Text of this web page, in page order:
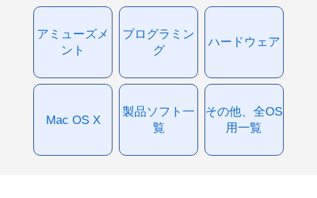
アミューズメ
ント
プログラミン
グ
ハードウェア
Mac OS X
製品ソフト一
覧
その他、全OS
用一覧